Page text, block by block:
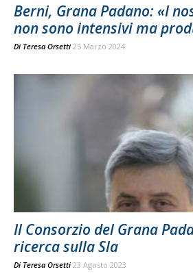
Berni, Grana Padano: «I
non sono intensivi ma
Di Teresa Orsetti 25 Marzo 2024
Il Consorzio del Grana
ricerca sulla Sla
Di Teresa Orsetti 23 Agosto 2023